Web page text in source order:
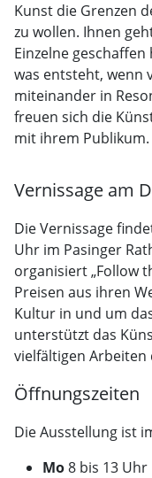
Kunst die Grenzen
zu wollen. Ihnen
Einzelne
was entsteht, wenn
miteinander in
freuen sich die
mit ihrem Publikum.
Vernissage am
Die Vernissage
Uhr im Pasinger
organisiert „Follow
Preisen aus ihren
Kultur in und um
unterstützt das
vielfältigen Arbeiten
Öffnungszeiten
Die Ausstellung ist
Mo8 bis 13 Uhr